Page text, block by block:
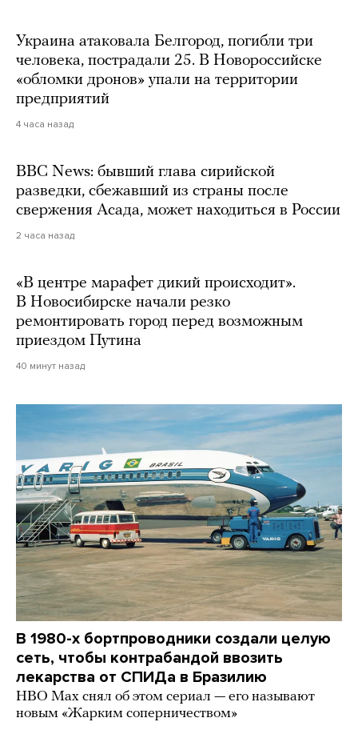
Украина атаковала Белгород, погибли три
человека, пострадали 25. В Новороссийске
«обломки дронов» упали на территории
предприятий
4 часа назад
BBC News: бывший глава сирийской
разведки, сбежавший из страны после
свержения Асада, может находиться в России
2 часа назад
«В центре марафет дикий происходит».
В Новосибирске начали резко
ремонтировать город перед возможным
приездом Путина
40 минут назад
В 1980-х бортпроводники создали целую
сеть, чтобы контрабандой ввозить
лекарства от СПИДа в Бразилию
HBO Max снял об этом сериал — его называют
новым «Жарким соперничеством»